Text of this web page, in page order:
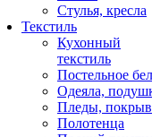
Стулья, кресла
Текстиль
Кухонный
текстиль
Постельное
Одеяла,
Пледы,
Полотенца